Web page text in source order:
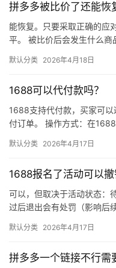
拼多多被比价了还能恢
能恢复。只要采取正确的应
平。 被比价后会发生什么
网价格…
默认分类 2026年4月18日
1688可以代付款吗？
1688支持代付款，买家可
付订单。 操作方式：在
默认分类 2026年4月17日
1688报名了活动可以撤
可以，但取决于活动状态：
过后退出会有处罚（影响后
默认分类 2026年4月17日
拼多多一个链接不行需